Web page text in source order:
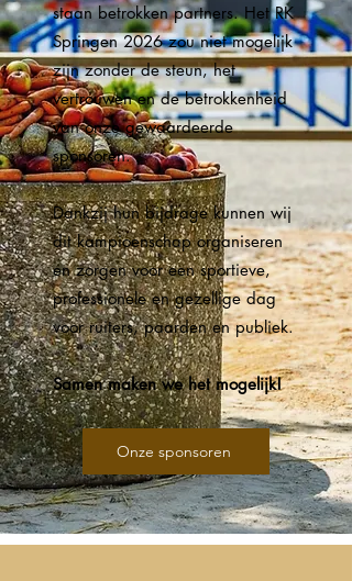
staan betrokken partners. Het RK
Springen 2026 zou niet mogelijk
zijn zonder de steun, het
vertrouwen en de betrokkenheid
van onze gewaardeerde
sponsoren.
Dankzij hun bijdrage kunnen wij
dit kampioenschap organiseren
en zorgen voor een sportieve,
professionele en gezellige dag
voor ruiters, paarden en publiek.
Samen maken we het mogelijk!
Onze sponsoren